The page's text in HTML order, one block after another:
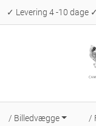
✓ Levering 4 -10 dage
/ Billedvægge /